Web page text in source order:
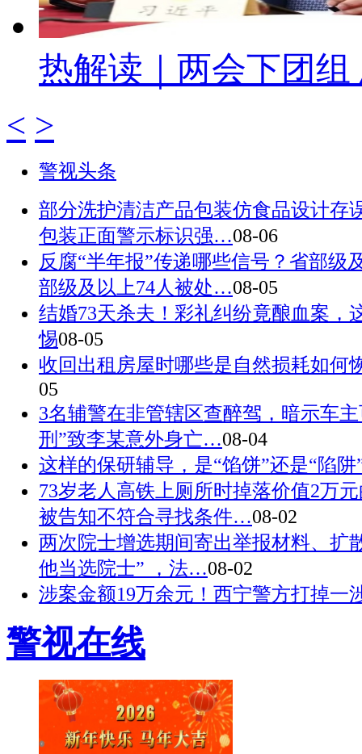
热解读｜两会下团
< >
警视头条
部分洗护清洁产品包装仿食品设计存
包装正面警示标识强…08-06
反腐“半年报”传递哪些信号？省部级
部级及以上74人被处…08-05
结婚73天杀夫！彩礼纠纷竟酿血案，
惕08-05
收回出租房屋时哪些是自然损耗如何
05
3名辅警在非管辖区查醉驾，暗示车
刑”致李某意外身亡…08-04
这样的保研辅导，是“馅饼”还是“陷阱
73岁老人高铁上厕所时掉落价值2万
被告知不符合寻找条件…08-02
两次院士增选期间寄出举报材料、扩
他当选院士” ，法…08-02
涉案金额19万余元！西宁警方打掉一
警视在线